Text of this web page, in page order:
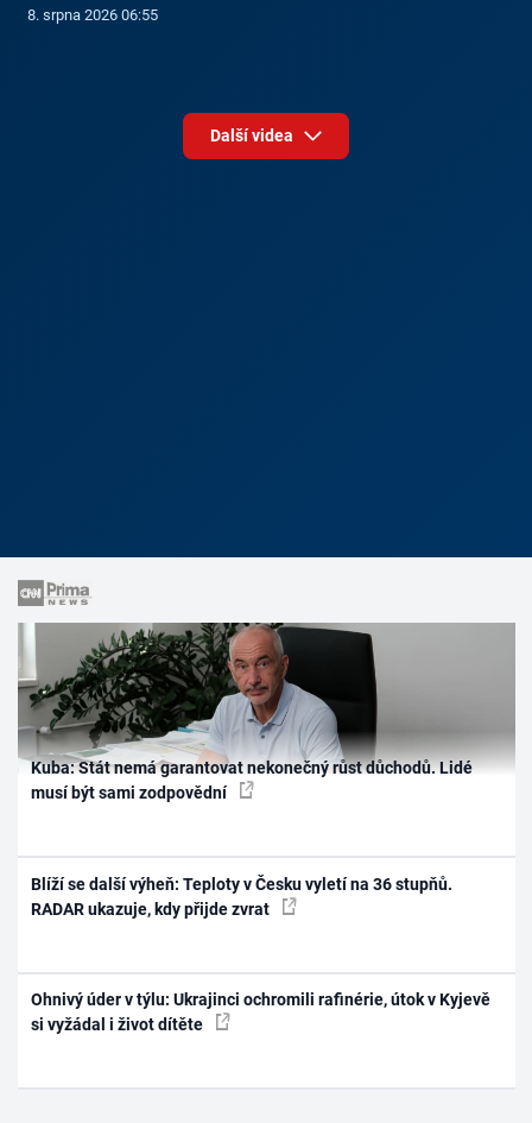
8. srpna 2026 06:55
Další videa
Kuba: Stát nemá garantovat nekonečný růst důchodů. Lidé
musí být sami zodpovědní
Blíží se další výheň: Teploty v Česku vyletí na 36 stupňů.
RADAR ukazuje, kdy přijde zvrat
Ohnivý úder v týlu: Ukrajinci ochromili rafinérie, útok v Kyjevě
si vyžádal i život dítěte